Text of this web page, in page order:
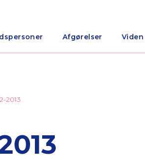
Afgørelser Viden
2013